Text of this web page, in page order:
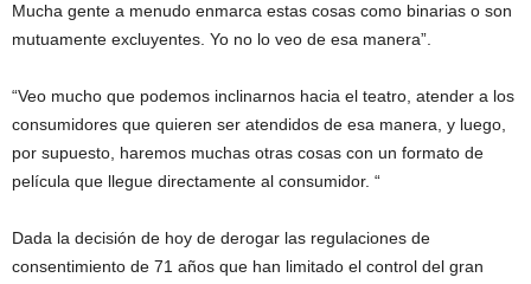
Mucha gente a menudo enmarca estas cosas como binarias o son
mutuamente excluyentes. Yo no lo veo de esa manera”.
“Veo mucho que podemos inclinarnos hacia el teatro, atender a los
consumidores que quieren ser atendidos de esa manera, y luego,
por supuesto, haremos muchas otras cosas con un formato de
película que llegue directamente al consumidor. “
Dada la decisión de hoy de derogar las regulaciones de
consentimiento de 71 años que han limitado el control del gran